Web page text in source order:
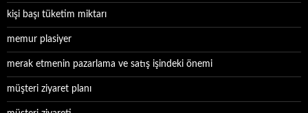
kişi başı tüketim miktarı
memur plasiyer
merak etmenin pazarlama ve satış işindeki önemi
müşteri ziyaret planı